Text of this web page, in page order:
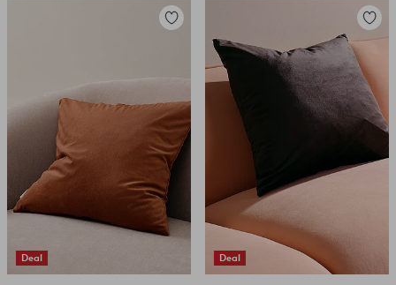
Deal
Toevoegen
favorieten
Deal